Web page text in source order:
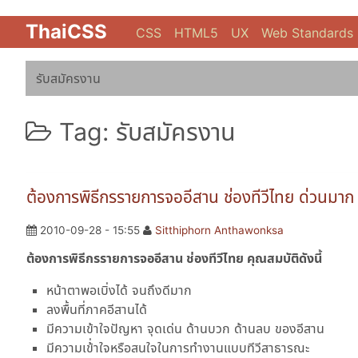
ThaiCSS CSS HTML5 UX Web Standards
รับสมัครงาน
Tag: รับสมัครงาน
ต้องการพิธีกรรายการจออีสาน ช่องทีวีไทย ด่วนมาก
2010-09-28 - 15:55 Sitthiphorn Anthawonksa
ต้องการพิธีกรรายการจออีสาน ช่องทีวีไทย คุณสมบัติดังนี้
หน้าตาพอเบิ่งได้ จนถึงดีมาก
ลงพื้นที่ภาคอีสานได้
มีความเข้าใจปัญหา จุดเด่น ด้านบวก ด้านลบ ของอีสาน
มีความเข้่าใจหรือสนใจในการทำงานแบบทีวีสาธารณะ